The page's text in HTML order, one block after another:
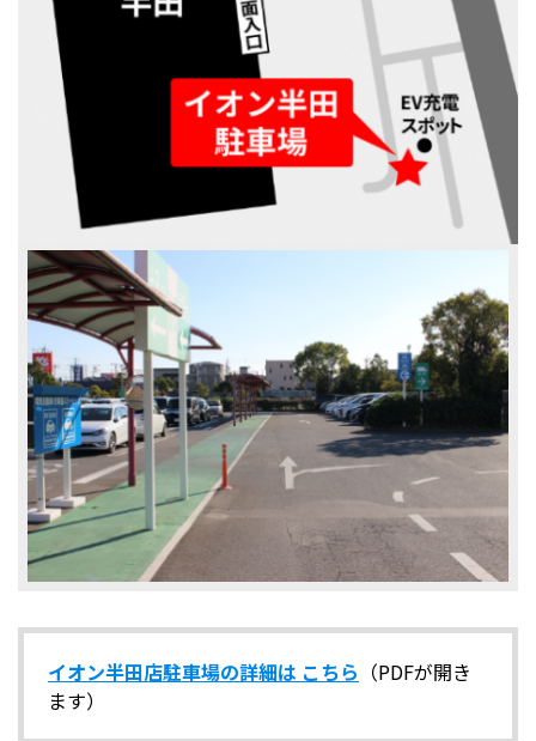
イオン半田店駐車場の詳細は こちら （PDFが開き
ます）​​